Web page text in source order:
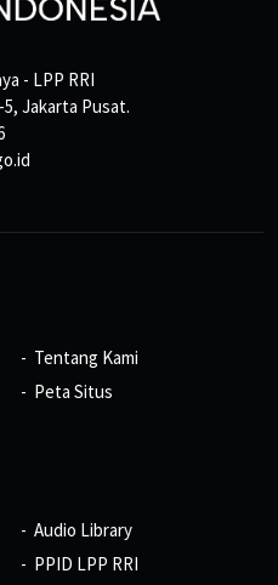
- LPP RRI
Jakarta Pusat.
Tentang Kami
Peta Situs
Audio Library
PPID LPP RRI